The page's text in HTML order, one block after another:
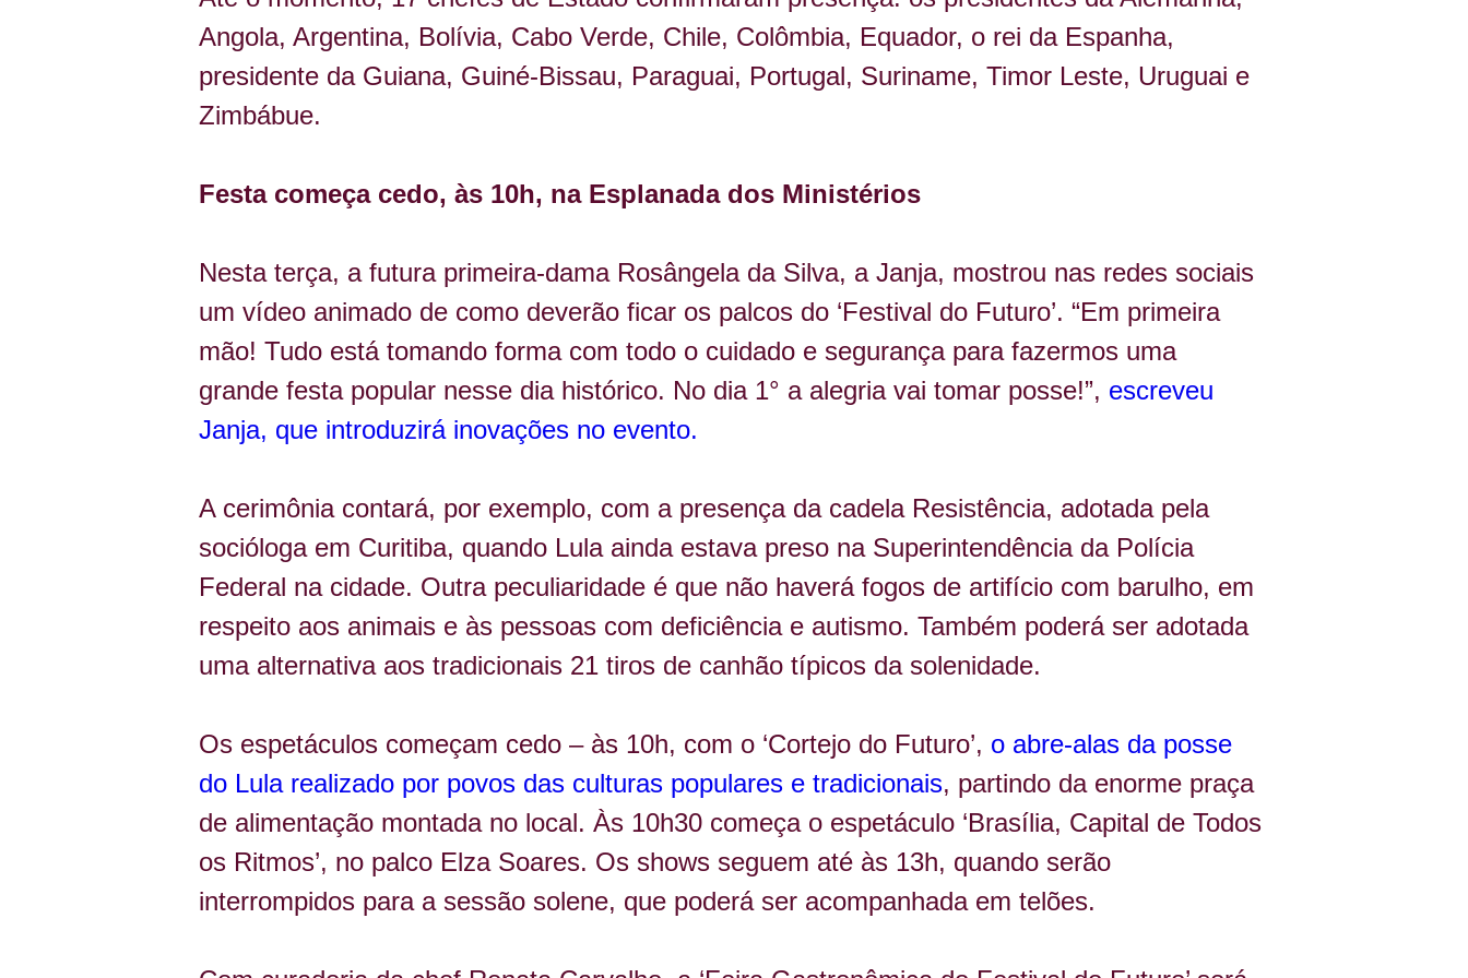
Angola, Argentina, Bolívia, Cabo Verde, Chile, Colômbia, Equador, o rei da Espanha,
presidente da Guiana, Guiné-Bissau, Paraguai, Portugal, Suriname, Timor Leste, Uruguai e
Zimbábue.
Festa começa cedo, às 10h, na Esplanada dos Ministérios
Nesta terça, a futura primeira-dama Rosângela da Silva, a Janja, mostrou nas redes sociais
um vídeo animado de como deverão ficar os palcos do ‘Festival do Futuro’. “Em primeira
mão! Tudo está tomando forma com todo o cuidado e segurança para fazermos uma
grande festa popular nesse dia histórico. No dia 1° a alegria vai tomar posse!”, escreveu
Janja, que introduzirá inovações no evento.
A cerimônia contará, por exemplo, com a presença da cadela Resistência, adotada pela
socióloga em Curitiba, quando Lula ainda estava preso na Superintendência da Polícia
Federal na cidade. Outra peculiaridade é que não haverá fogos de artifício com barulho, em
respeito aos animais e às pessoas com deficiência e autismo. Também poderá ser adotada
uma alternativa aos tradicionais 21 tiros de canhão típicos da solenidade.
Os espetáculos começam cedo – às 10h, com o ‘Cortejo do Futuro’, o abre-alas da posse
do Lula realizado por povos das culturas populares e tradicionais, partindo da enorme praça
de alimentação montada no local. Às 10h30 começa o espetáculo ‘Brasília, Capital de Todos
os Ritmos’, no palco Elza Soares. Os shows seguem até às 13h, quando serão
interrompidos para a sessão solene, que poderá ser acompanhada em telões.